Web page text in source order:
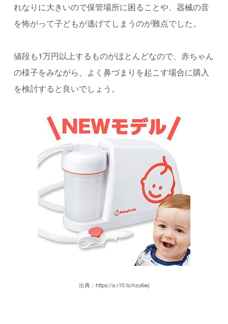
れなりに大きいので保管場所に困ることや、器械の音
を怖がって子どもが逃げてしまうのが難点でした。
値段も1万円以上するものがほとんどなので、赤ちゃん
の様子をみながら、よく鼻づまりを起こす場合に購入
を検討すると良いでしょう。
出典：https://a.r10.to/hzu6wj